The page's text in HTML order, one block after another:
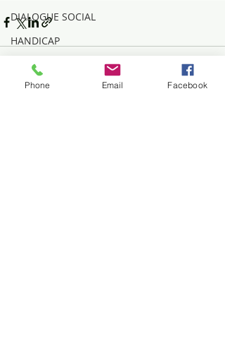
DIALOGUE SOCIAL
HANDICAP
CSEPhone Email Facebook